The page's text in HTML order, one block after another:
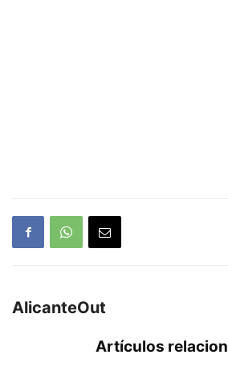
AlicanteOut
Artículos